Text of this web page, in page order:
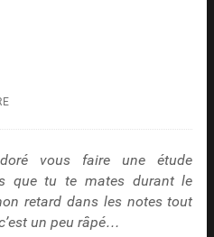
vous faire une étude
que tu te mates durant le
retard dans les notes tout
un peu râpé…